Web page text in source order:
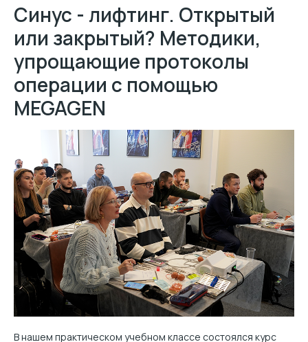
Синус - лифтинг. Открытый
или закрытый? Методики,
упрощающие протоколы
операции с помощью
MEGAGEN
В нашем практическом учебном классе состоялся курс